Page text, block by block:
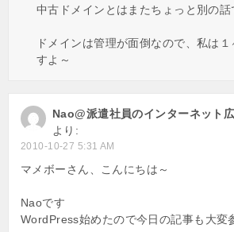
中古ドメインとはまたちょっと別の話
ドメインは管理が面倒なので、私は
すよ～
Nao@派遣社員のインターネット
より:
2010-10-27 5:31 AM
マメボーさん、こんにちは～
Naoです
WordPress始めたので今日の記事も大変